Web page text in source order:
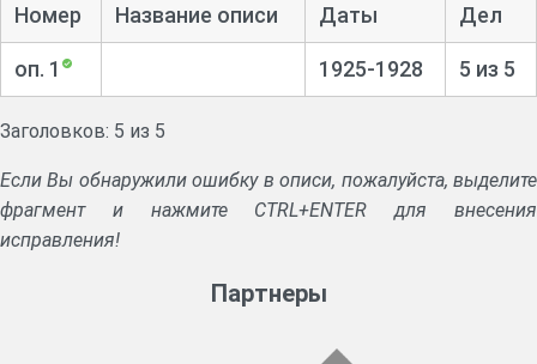
Номер Название описи Даты Дел
оп. 1 1925-1928 5 из 5
Заголовков: 5 из 5
Если Вы обнаружили ошибку в описи, пожалуйста, выделите
фрагмент и нажмите CTRL+ENTER для внесения
исправления!
Партнеры